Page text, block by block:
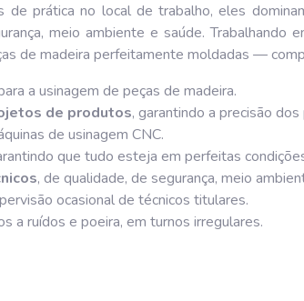
prática no local de trabalho, eles
meio ambiente e saúde.
de madeira perfeitamente moldadas —
a usinagem de peças de madeira.
de produtos, garantindo a precisão
de usinagem CNC.
que tudo esteja em perfeitas
, de qualidade, de segurança, meio
ocasional de técnicos titulares.
a ruídos e poeira, em turnos irregulares.